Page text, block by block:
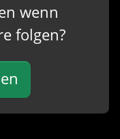
wenn
folgen?